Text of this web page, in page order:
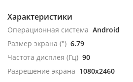
Характеристики
Операционная система Android
Размер экрана (") 6.79
Частота дисплея (Гц) 90
Разрешение экрана 1080x2460